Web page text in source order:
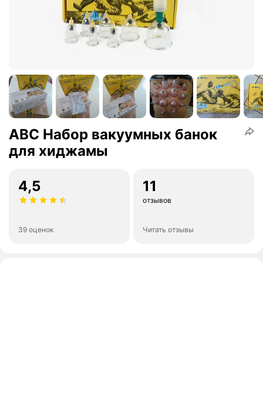
ABC Набор вакуумных банок
для хиджамы
4,5
39 оценок
11
отзывов
Читать отзывы